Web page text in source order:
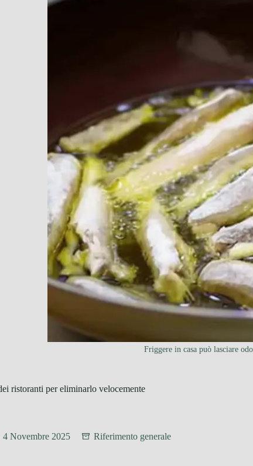
Friggere in casa può lasciare
ristoranti per eliminarlo velocemente
4 Novembre 2025 Riferimento generale